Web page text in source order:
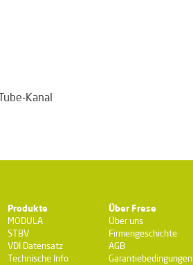
Kanal
Produkte
MODULA
STBV
VDI Datensatz
Technische Info
Über Frese
Über uns
Firmengeschichte
AGB
Garantiebedingungen